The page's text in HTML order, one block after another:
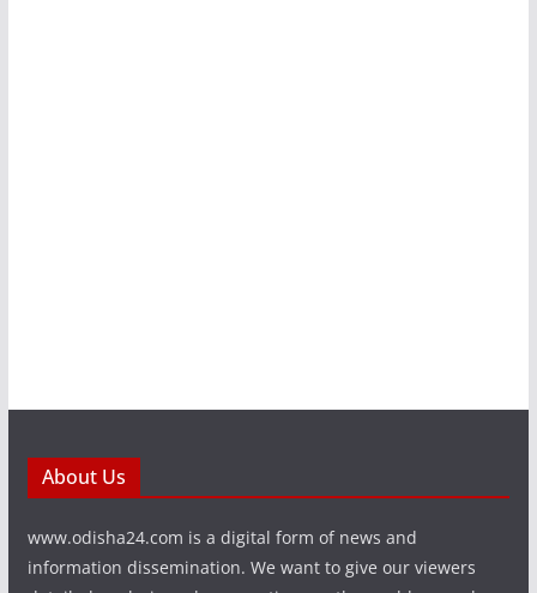
About Us
www.odisha24.com is a digital form of news and
information dissemination. We want to give our viewers